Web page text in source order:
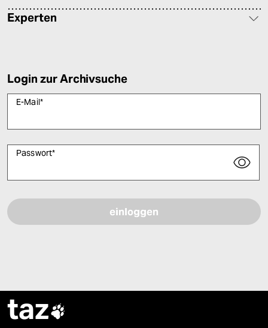
Experten
Login zur Archivsuche
E-Mail*
Passwort*
taz